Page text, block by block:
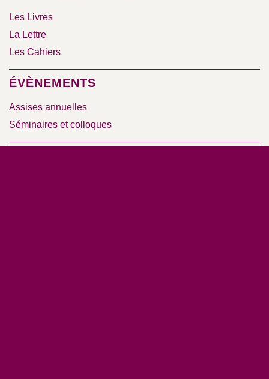
Les Livres
La Lettre
Les Cahiers
ÉVÈNEMENTS
Assises annuelles
Séminaires et colloques